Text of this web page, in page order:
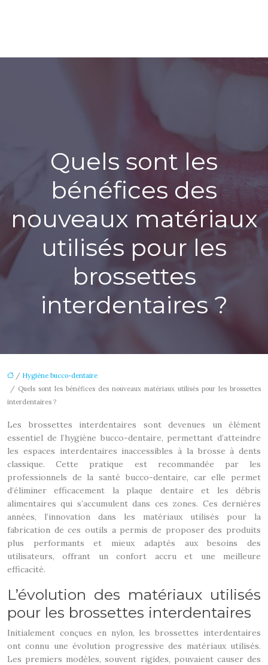
Quels sont les
bénéfices des
nouveaux matériaux
utilisés pour les
brossettes
interdentaires ?
/ Hygiène bucco-dentaire
/ Quels sont les bénéfices des nouveaux matériaux utilisés pour les brossettes
interdentaires ?
Les brossettes interdentaires sont devenues un élément
essentiel de l’hygiène bucco-dentaire, permettant d’atteindre
les espaces interdentaires inaccessibles à la brosse à dents
classique. Cette pratique est recommandée par les
professionnels de la santé bucco-dentaire, car elle permet
d’éliminer efficacement la plaque dentaire et les débris
alimentaires qui s’accumulent dans ces zones. Ces dernières
années, l’innovation dans les matériaux utilisés pour la
fabrication de ces outils a permis de proposer des produits
plus performants et mieux adaptés aux besoins des
utilisateurs, offrant un confort accru et une meilleure
efficacité.
L’évolution des matériaux utilisés
pour les brossettes interdentaires
Initialement conçues en nylon, les brossettes interdentaires
ont connu une évolution progressive des matériaux utilisés.
Les premiers modèles, souvent rigides, pouvaient causer des